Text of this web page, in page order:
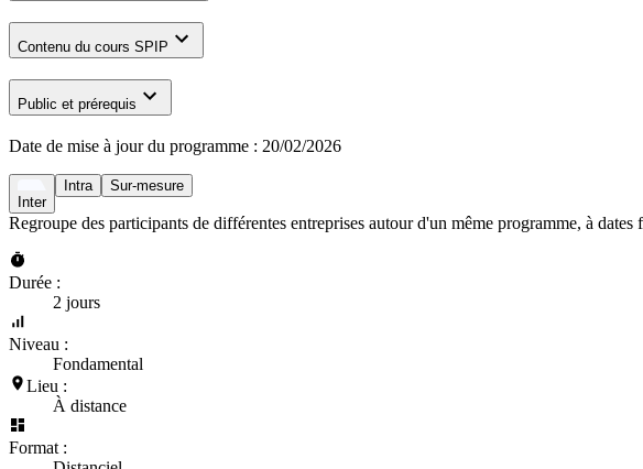
Contenu du cours SPIP
Public et prérequis
Date de mise à jour du programme : 20/02/2026
Inter
Intra Sur-mesure
Regroupe des participants de différentes entreprises autour d'un même programme, à dates
Durée :
2 jours
Niveau :
Fondamental
Lieu :
À distance
Format :